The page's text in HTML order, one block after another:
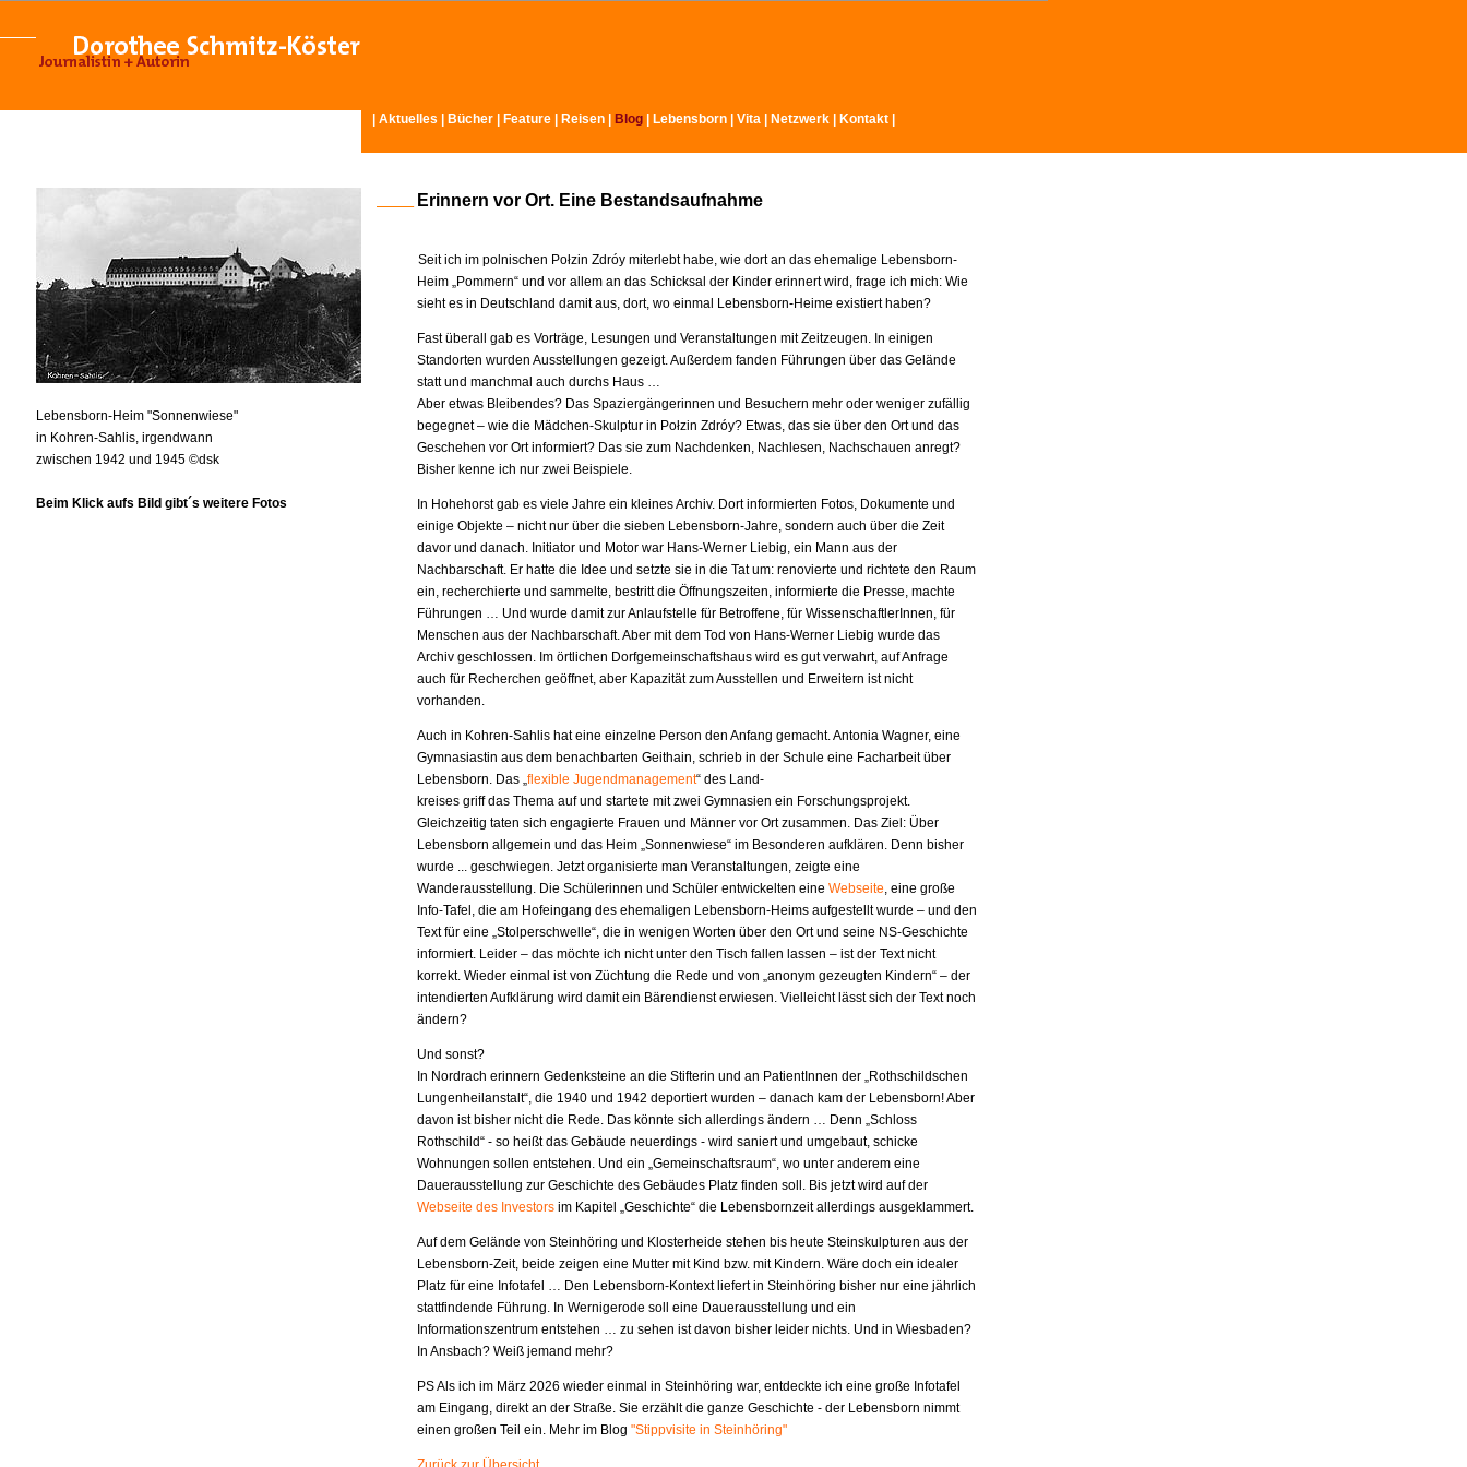
Aktuelles Bücher Feature Reisen | Blog Lebensborn Vita Netzwerk Kontakt
Lebensborn-Heim "Sonnenwiese"
in Kohren-Sahlis, irgendwann
zwischen 1942 und 1945 ©dsk
Beim Klick aufs Bild gibt´s weitere Fotos
Erinnern vor Ort. Eine Bestandsaufnahme
Seit ich im polnischen Połzin Zdróy miterlebt habe, wie dort an das ehemalige Lebensborn-
Heim „Pommern“ und vor allem an das Schicksal der Kinder erinnert wird, frage ich mich: Wie
sieht es in Deutschland damit aus, dort, wo einmal Lebensborn-Heime existiert haben?
Fast überall gab es Vorträge, Lesungen und Veranstaltungen mit Zeitzeugen. In einigen
Standorten wurden Ausstellungen gezeigt. Außerdem fanden Führungen über das Gelände
statt und manchmal auch durchs Haus …
Aber etwas Bleibendes? Das Spaziergängerinnen und Besuchern mehr oder weniger zufällig
begegnet – wie die Mädchen-Skulptur in Połzin Zdróy? Etwas, das sie über den Ort und das
Geschehen vor Ort informiert? Das sie zum Nachdenken, Nachlesen, Nachschauen anregt?
Bisher kenne ich nur zwei Beispiele.
In Hohehorst gab es viele Jahre ein kleines Archiv. Dort informierten Fotos, Dokumente und
einige Objekte – nicht nur über die sieben Lebensborn-Jahre, sondern auch über die Zeit
davor und danach. Initiator und Motor war Hans-Werner Liebig, ein Mann aus der
Nachbarschaft. Er hatte die Idee und setzte sie in die Tat um: renovierte und richtete den Raum
ein, recherchierte und sammelte, bestritt die Öffnungszeiten, informierte die Presse, machte
Führungen … Und wurde damit zur Anlaufstelle für Betroffene, für WissenschaftlerInnen, für
Menschen aus der Nachbarschaft. Aber mit dem Tod von Hans-Werner Liebig wurde das
Archiv geschlossen. Im örtlichen Dorfgemeinschaftshaus wird es gut verwahrt, auf Anfrage
auch für Recherchen geöffnet, aber Kapazität zum Ausstellen und Erweitern ist nicht
vorhanden.
Auch in Kohren-Sahlis hat eine einzelne Person den Anfang gemacht. Antonia Wagner, eine
Gymnasiastin aus dem benachbarten Geithain, schrieb in der Schule eine Facharbeit über
Lebensborn. Das „flexible Jugendmanagement“ des Land-
kreises griff das Thema auf und startete mit zwei Gymnasien ein Forschungsprojekt.
Gleichzeitig taten sich engagierte Frauen und Männer vor Ort zusammen. Das Ziel: Über
Lebensborn allgemein und das Heim „Sonnenwiese“ im Besonderen aufklären. Denn bisher
wurde ... geschwiegen. Jetzt organisierte man Veranstaltungen, zeigte eine
Wanderausstellung. Die Schülerinnen und Schüler entwickelten eine Webseite, eine große
Info-Tafel, die am Hofeingang des ehemaligen Lebensborn-Heims aufgestellt wurde – und den
Text für eine „Stolperschwelle“, die in wenigen Worten über den Ort und seine NS-Geschichte
informiert. Leider – das möchte ich nicht unter den Tisch fallen lassen – ist der Text nicht
korrekt. Wieder einmal ist von Züchtung die Rede und von „anonym gezeugten Kindern“ – der
intendierten Aufklärung wird damit ein Bärendienst erwiesen. Vielleicht lässt sich der Text noch
ändern?
Und sonst?
In Nordrach erinnern Gedenksteine an die Stifterin und an PatientInnen der „Rothschildschen
Lungenheilanstalt“, die 1940 und 1942 deportiert wurden – danach kam der Lebensborn! Aber
davon ist bisher nicht die Rede. Das könnte sich allerdings ändern … Denn „Schloss
Rothschild“ - so heißt das Gebäude neuerdings - wird saniert und umgebaut, schicke
Wohnungen sollen entstehen. Und ein „Gemeinschaftsraum“, wo unter anderem eine
Dauerausstellung zur Geschichte des Gebäudes Platz finden soll. Bis jetzt wird auf der
Webseite des Investors im Kapitel „Geschichte“ die Lebensbornzeit allerdings ausgeklammert.
Auf dem Gelände von Steinhöring und Klosterheide stehen bis heute Steinskulpturen aus der
Lebensborn-Zeit, beide zeigen eine Mutter mit Kind bzw. mit Kindern. Wäre doch ein idealer
Platz für eine Infotafel … Den Lebensborn-Kontext liefert in Steinhöring bisher nur eine jährlich
stattfindende Führung. In Wernigerode soll eine Dauerausstellung und ein
Informationszentrum entstehen … zu sehen ist davon bisher leider nichts. Und in Wiesbaden?
In Ansbach? Weiß jemand mehr?
PS Als ich im März 2026 wieder einmal in Steinhöring war, entdeckte ich eine große Infotafel
am Eingang, direkt an der Straße. Sie erzählt die ganze Geschichte - der Lebensborn nimmt
einen großen Teil ein. Mehr im Blog "Stippvisite in Steinhöring"